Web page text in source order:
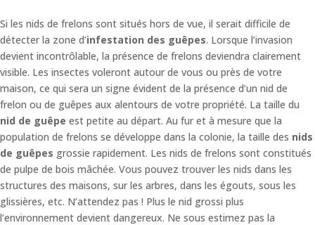
Si les nids de frelons sont situés hors de vue, il serait difficile de
détecter la zone d’infestation des guêpes. Lorsque l’invasion
devient incontrôlable, la présence de frelons deviendra clairement
visible. Les insectes voleront autour de vous ou près de votre
maison, ce qui sera un signe évident de la présence d’un nid de
frelon ou de guêpes aux alentours de votre propriété. La taille du
nid de guêpe est petite au départ. Au fur et à mesure que la
population de frelons se développe dans la colonie, la taille des nids
de guêpes grossie rapidement. Les nids de frelons sont constitués
de pulpe de bois mâchée. Vous pouvez trouver les nids dans les
structures des maisons, sur les arbres, dans les égouts, sous les
glissières, etc. N’attendez pas ! Plus le nid grossi plus
l’environnement devient dangereux. Ne sous estimez pas la